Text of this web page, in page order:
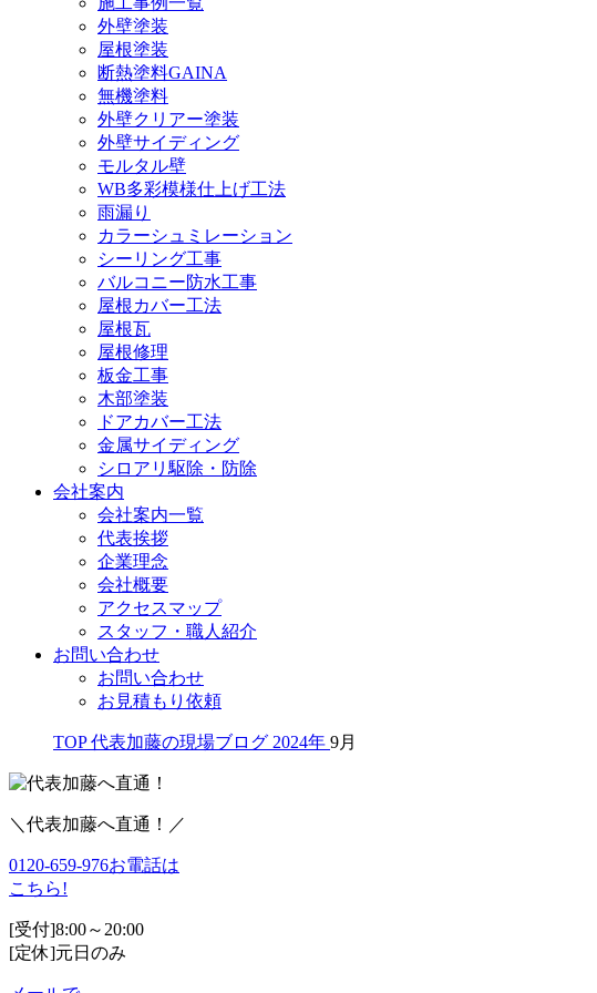
外壁塗装
屋根塗装
断熱塗料GAINA
無機塗料
外壁クリアー塗装
外壁サイディング
モルタル壁
WB多彩模様仕上げ工法
雨漏り
カラーシュミレーション
シーリング工事
バルコニー防水工事
屋根カバー工法
屋根瓦
屋根修理
板金工事
木部塗装
ドアカバー工法
金属サイディング
シロアリ駆除・防除
会社案内
会社案内一覧
代表挨拶
企業理念
会社概要
アクセスマップ
スタッフ・職人紹介
お問い合わせ
お問い合わせ
お見積もり依頼
TOP 代表加藤の現場ブログ 2024年 9月
＼代表加藤へ直通！／
0120-659-976お電話は
こちら!
[受付]8:00～20:00
[定休]元日のみ